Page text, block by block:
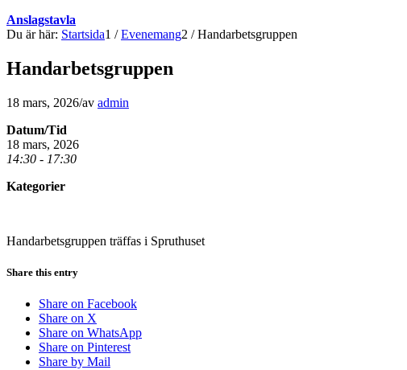
Anslagstavla
Du är här: Startsida1 / Evenemang2 / Handarbetsgruppen
Handarbetsgruppen
18 mars, 2026/av admin
Datum/Tid
18 mars, 2026
14:30 - 17:30
Kategorier
Handarbetsgruppen träffas i Spruthuset
Share this entry
Share on Facebook
Share on X
Share on WhatsApp
Share on Pinterest
Share by Mail